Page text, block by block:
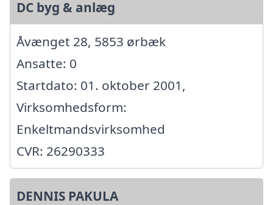
DC byg & anlæg
Åvænget 28, 5853 ørbæk
Ansatte: 0
Startdato: 01. oktober 2001,
Virksomhedsform:
Enkeltmandsvirksomhed
CVR: 26290333
DENNIS PAKULA